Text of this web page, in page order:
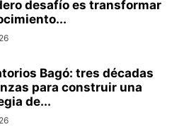
desafío es transformar
Bagó: tres décadas
para construir una
de...